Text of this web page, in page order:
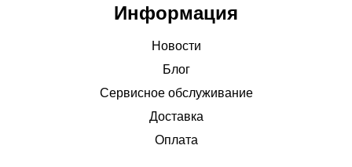
Информация
Новости
Блог
Сервисное обслуживание
Доставка
Оплата